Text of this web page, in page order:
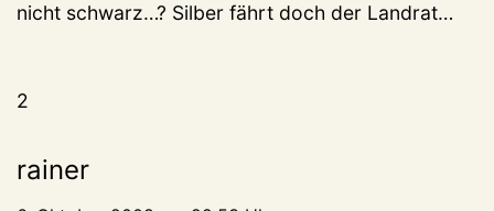
nicht schwarz…? Silber fährt doch der Landrat…
2
rainer